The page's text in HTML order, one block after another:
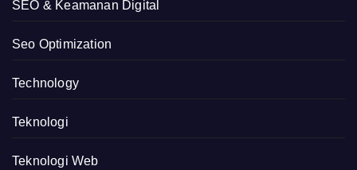
SEO & Keamanan Digital
Seo Optimization
Technology
Teknologi
Teknologi Web